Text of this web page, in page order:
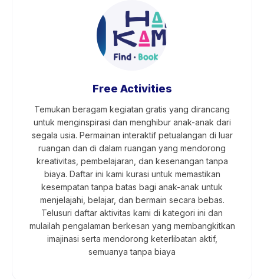
Free Activities
Temukan beragam kegiatan gratis yang dirancang
untuk menginspirasi dan menghibur anak-anak dari
segala usia. Permainan interaktif petualangan di luar
ruangan dan di dalam ruangan yang mendorong
kreativitas, pembelajaran, dan kesenangan tanpa
biaya. Daftar ini kami kurasi untuk memastikan
kesempatan tanpa batas bagi anak-anak untuk
menjelajahi, belajar, dan bermain secara bebas.
Telusuri daftar aktivitas kami di kategori ini dan
mulailah pengalaman berkesan yang membangkitkan
imajinasi serta mendorong keterlibatan aktif,
semuanya tanpa biaya